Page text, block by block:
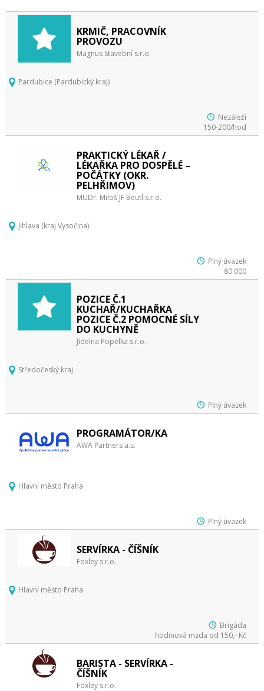
KRMIČ, PRACOVNÍK
PROVOZU
Magnus Stavební s.r.o.
Pardubice (Pardubický kraj)
Nezáleží
150-200/hod
PRAKTICKÝ LÉKAŘ /
LÉKAŘKA PRO DOSPĚLÉ –
POČÁTKY (OKR.
PELHŘIMOV)
MUDr. Miloš JF Beutl s.r.o.
Jihlava (kraj Vysočina)
Plný úvazek
80 000
POZICE Č.1
KUCHAŘ/KUCHAŘKA
POZICE Č.2 POMOCNÉ SÍLY
DO KUCHYNĚ
Jídelna Popelka s.r.o.
Středočeský kraj
Plný úvazek
PROGRAMÁTOR/KA
AWA Partners a.s.
Hlavní město Praha
Plný úvazek
SERVÍRKA - ČÍŠNÍK
Foxley s.r.o.
Hlavní město Praha
Brigáda
hodinová mzda od 150,- Kč
BARISTA - SERVÍRKA -
ČÍŠNÍK
Foxley s.r.o.